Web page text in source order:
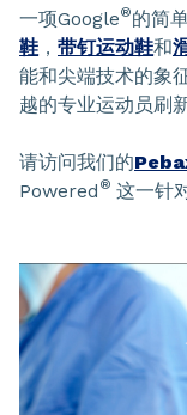
一项Google®的简
鞋 ， 带钉运动鞋和
能和尖端技术的象
越的专业运动员刷
请访问我们的
Powered ® 这一针